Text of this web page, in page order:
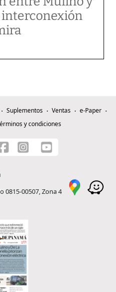
interconexión
Suplementos Ventas
e-Paper
y condiciones
0815-00507, Zona 4